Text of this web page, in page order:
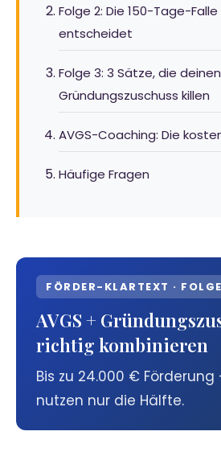
Folge 2: Die 150-Tage-
entscheidet
Folge 3: 3 Sätze, die deinen
Gründungszuschuss killen
AVGS-Coaching: Die
Häufige Fragen
FÖRDER-KLARTEXT ·
AVGS +
richtig kombinieren
Bis zu 24.000 €
nutzen nur die Hälfte.